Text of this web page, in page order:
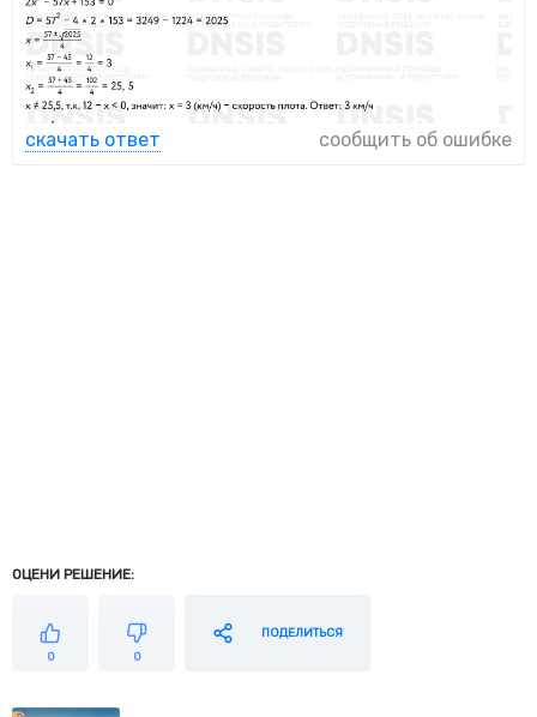
скачать ответ сообщить об ошибке
ОЦЕНИ РЕШЕНИЕ:
0 0
ПОДЕЛИТЬСЯ